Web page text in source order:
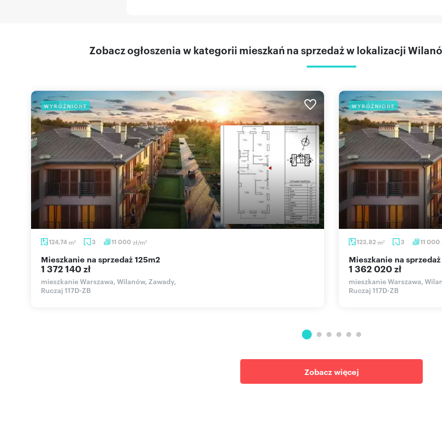
Zobacz ogłoszenia w kategorii mieszkań na sprzedaż w lokalizacji
WYRÓŻNIONE
124,74 m2 3 11 000 zł/m2
mieszkanie na sprzedaż 125m2
1 372 140 zł
mieszkanie Warszawa, Wilanów, Zawady,
Ruczaj 117D-ZB
WYRÓŻNIONE
123,82 m2 3 11 000
mieszkanie na
1 362 020 zł
mieszkanie Warszawa,
Ruczaj 117D-ZB
Zobacz więcej